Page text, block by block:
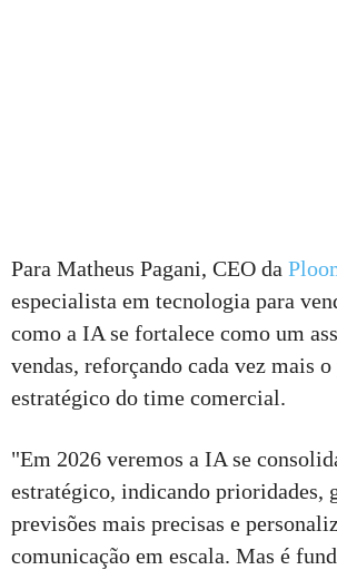
Para Matheus Pagani, CEO da
especialista em tecnologia para
como a IA se fortalece como um
vendas, reforçando cada vez mais o
estratégico do time comercial.
"Em 2026 veremos a IA se
estratégico, indicando prioridades,
previsões mais precisas e
comunicação em escala. Mas é